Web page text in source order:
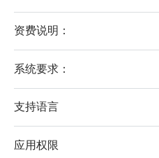
资费说明：
系统要求：
支持语言
应用权限